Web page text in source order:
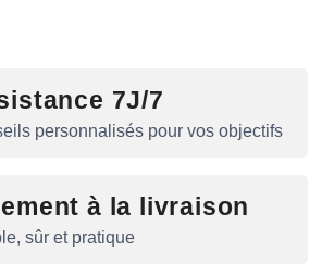
7J/7
personnalisés pour vos objectifs
à la livraison
sûr et pratique